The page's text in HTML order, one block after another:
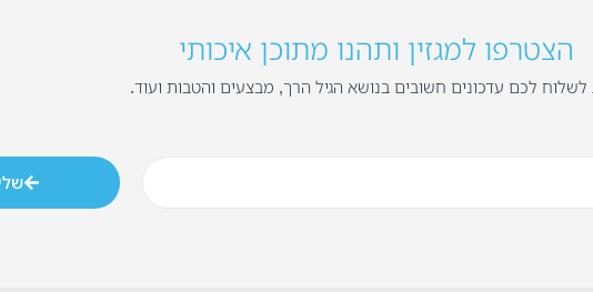
הצטרפו למגזין ותהנו מתוכן איכותי
לשלוח לכם עדכונים חשובים בנושא הגיל הרך, מבצעים והטבות ועוד.